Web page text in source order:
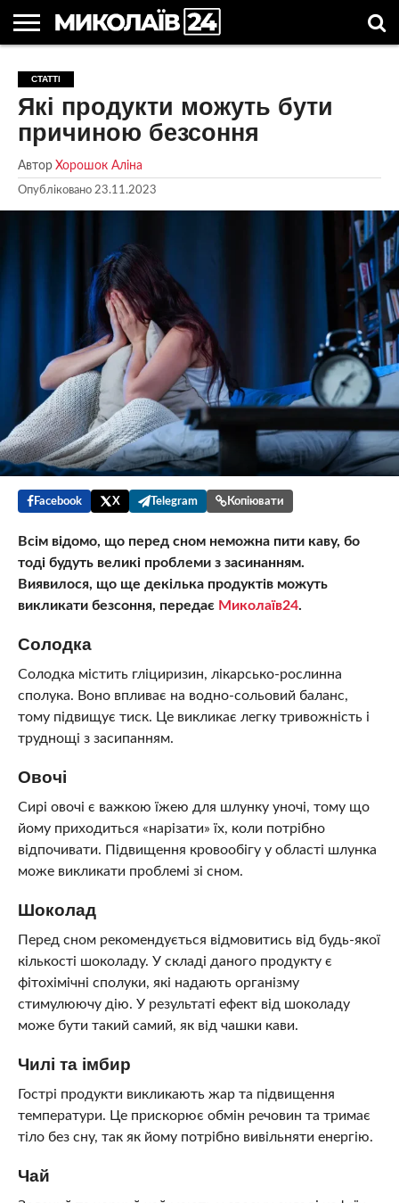
НОВИНИ
НОВИНИ
МИКОЛАЄВА
МИКОЛАЇВСЬКА
ОБЛАСТЬ
НОВИНИ
СПОРТУ
УКРАЇНА
ТА СВІТ
НОВИНИ
КОМПАНІЙ
АСТРОЛОГІЯ
СВЯТА
В
УКРАЇНІ
КОРИСНІ
СТАТТІ
СТАТТІ
Які продукти можуть бути
причиною безсоння
Автор Хорошок Аліна
Опубліковано 23.11.2023
Facebook X Telegram Копіювати
Всім відомо, що перед сном неможна пити каву, бо
тоді будуть великі проблеми з засинанням.
Виявилося, що ще декілька продуктів можуть
викликати безсоння, передає Миколаїв24.
Солодка
Солодка містить гліциризин, лікарсько-рослинна
сполука. Воно впливає на водно-сольовий баланс,
тому підвищує тиск. Це викликає легку тривожність і
труднощі з засипанням.
Овочі
Сирі овочі є важкою їжею для шлунку уночі, тому що
йому приходиться «нарізати» їх, коли потрібно
відпочивати. Підвищення кровообігу у області шлунка
може викликати проблемі зі сном.
Шоколад
Перед сном рекомендується відмовитись від будь-якої
кількості шоколаду. У складі даного продукту є
фітохімічні сполуки, які надають організму
стимулюючу дію. У результаті ефект від шоколаду
може бути такий самий, як від чашки кави.
Чилі та імбир
Гострі продукти викликають жар та підвищення
температури. Це прискорює обмін речовин та тримає
тіло без сну, так як йому потрібно вивільняти енергію.
Чай